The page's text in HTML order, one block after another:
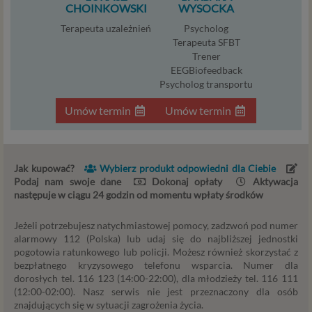
CHOINKOWSKI
Terapeuta uzależnień
Umów termin
WYSOCKA
Psycholog
Terapeuta SFBT
Trener
EEGBiofeedback
Psycholog transportu
Umów termin
Jak kupować?
Wybierz produkt odpowiedni dla Ciebie
Podaj nam swoje dane
Dokonaj opłaty
Aktywacja
następuje w ciągu 24 godzin od momentu wpłaty środków
Jeżeli potrzebujesz natychmiastowej pomocy, zadzwoń pod numer
alarmowy 112 (Polska) lub udaj się do najbliższej jednostki
pogotowia ratunkowego lub policji. Możesz również skorzystać z
bezpłatnego kryzysowego telefonu wsparcia. Numer dla
dorosłych tel. 116 123 (14:00-22:00), dla młodzieży tel. 116 111
(12:00-02:00). Nasz serwis nie jest przeznaczony dla osób
znajdujących się w sytuacji zagrożenia życia.
zmiany zgody w dowolnym momencie.
Twoje dane, w ramach naszych usług, przetwarzane będą
wyłącznie w przypadku posiadania przez nas lub inny
podmiot przetwarzający dane jednej z dopuszczonych
przez RODO podstaw prawnych i wyłącznie w celu
dostosowanym do danej podstawy, zgodnie z opisem
powyżej. Twoje dane przetwarzane będą do czasu
istnienia podstawy do ich przetwarzania – czyli w
ograniczających tę zgodę, w przypadku niezbędności
danych do wykonania umowy – przez czas jej
wykonywania, a w przypadku, gdy podstawą
administratora – do czasu istnienia tego uzasadnionego
interesu.
Administratorzy
Administratorami Twoich danych osobowych Psychology